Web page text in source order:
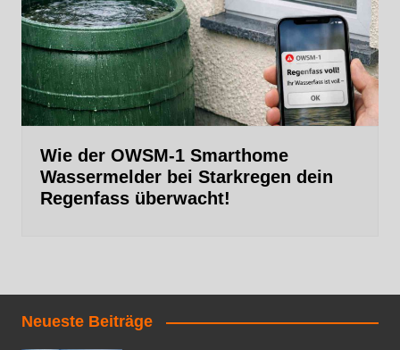
Wie der OWSM‑1 Smarthome
Wassermelder bei Starkregen dein
Regenfass überwacht!
Neueste Beiträge